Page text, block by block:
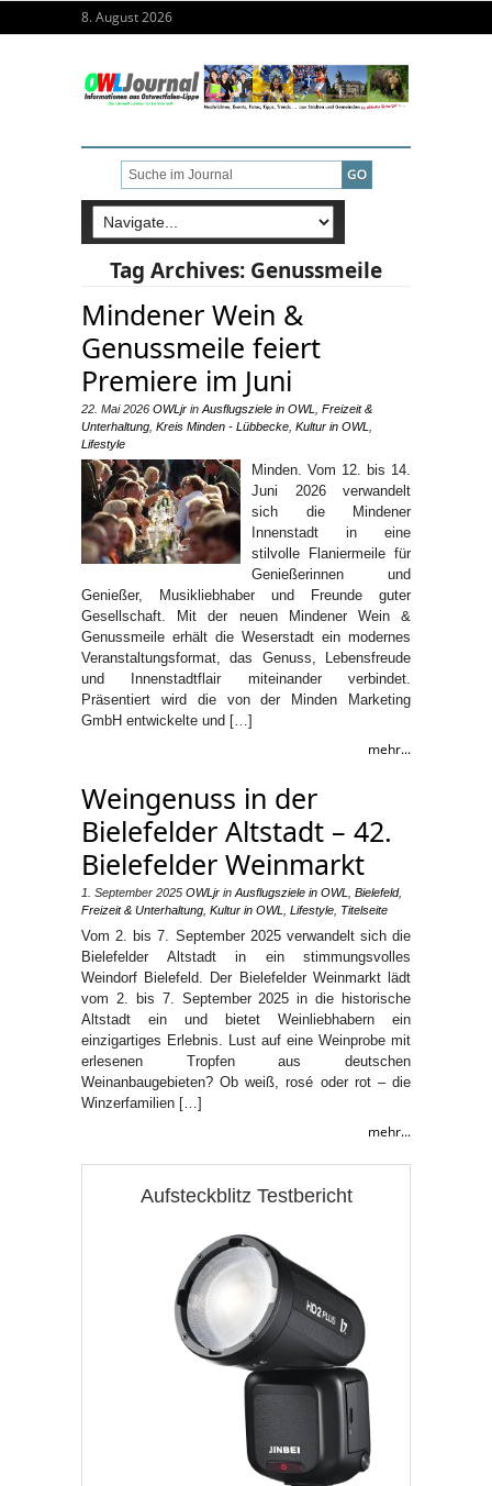
8. August 2026
Tag Archives: Genussmeile
Mindener Wein &
Genussmeile feiert
Premiere im Juni
22. Mai 2026 OWLjr in Ausflugsziele in OWL
Freizeit &
Unterhaltung Kreis Minden - Lübbecke Kultur in OWL
Lifestyle
Minden. Vom 12. bis 14.
Juni 2026 verwandelt
sich die Mindener
Innenstadt in eine
stilvolle Flaniermeile für
Genießerinnen und
Genießer, Musikliebhaber und Freunde guter
Gesellschaft. Mit der neuen Mindener Wein &
Genussmeile erhält die Weserstadt ein modernes
Veranstaltungsformat, das Genuss, Lebensfreude
und Innenstadtflair miteinander verbindet.
Präsentiert wird die von der Minden Marketing
GmbH entwickelte und […]
mehr...
Weingenuss in der
Bielefelder Altstadt – 42.
Bielefelder Weinmarkt
1. September 2025 OWLjr in Ausflugsziele in OWL Bielefeld,
Freizeit & Unterhaltung Kultur in OWL Lifestyle Titelseite
Vom 2. bis 7. September 2025 verwandelt sich die
Bielefelder Altstadt in ein stimmungsvolles
Weindorf Bielefeld. Der Bielefelder Weinmarkt lädt
vom 2. bis 7. September 2025 in die historische
Altstadt ein und bietet Weinliebhabern ein
einzigartiges Erlebnis. Lust auf eine Weinprobe mit
erlesenen Tropfen aus deutschen
Weinanbaugebieten? Ob weiß, rosé oder rot – die
Winzerfamilien […]
mehr...
Aufsteckblitz Testbericht